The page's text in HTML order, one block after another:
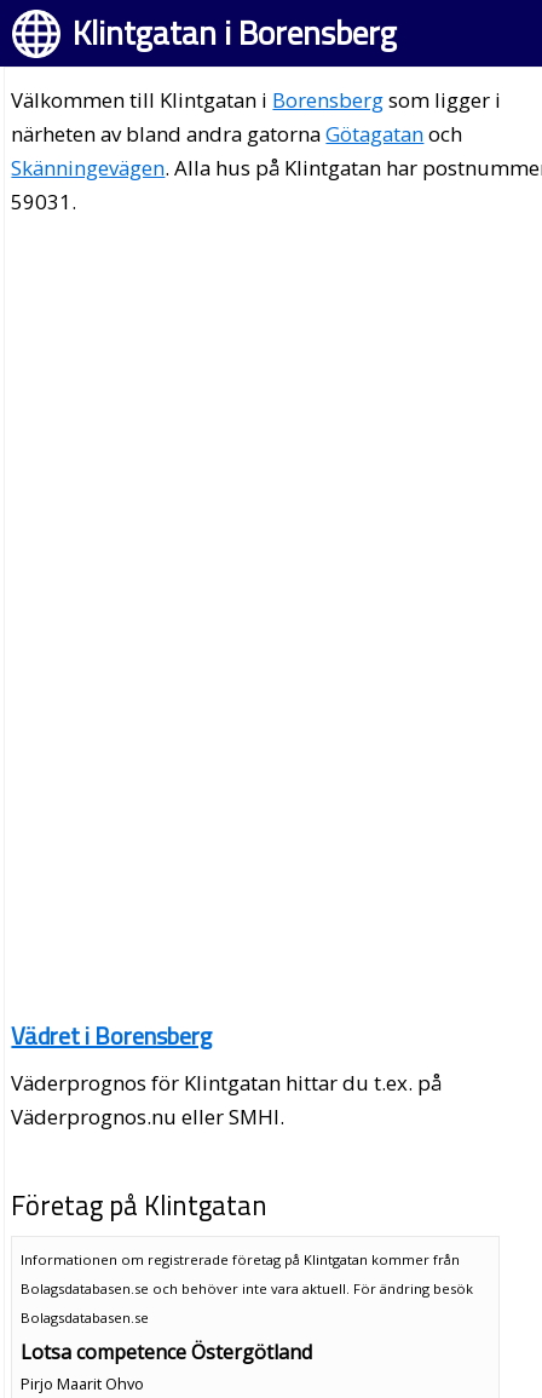
Klintgatan i Borensberg
Välkommen till Klintgatan i Borensbergsom ligger i
närheten av bland andra gatornaGötagatanoch
Skänningevägen. Alla hus på Klintgatan har
59031.
Vädret i Borensberg
Väderprognos för Klintgatan hittar du t.ex. på
Väderprognos.nu eller SMHI.
Företag på Klintgatan
Informationen om registrerade företag på Klintgatan kommer från
Bolagsdatabasen.se och behöver inte vara aktuell. För ändring besök
Bolagsdatabasen.se
Lotsa competence Östergötland
Pirjo Maarit Ohvo